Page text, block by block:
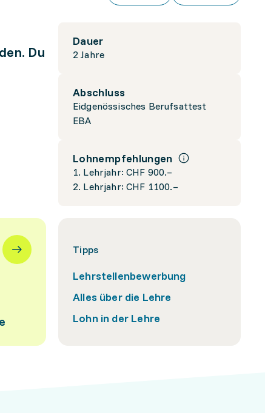
Dauer
2 Jahre
Abschluss
Eidgenössisches Berufsattest
EBA
Lohnempfehlungen
1. Lehrjahr: CHF 900.–
2. Lehrjahr: CHF 1100.–
Du
Tipps
Lehrstellenbewerbung
Alles über die Lehre
Lohn in der Lehre